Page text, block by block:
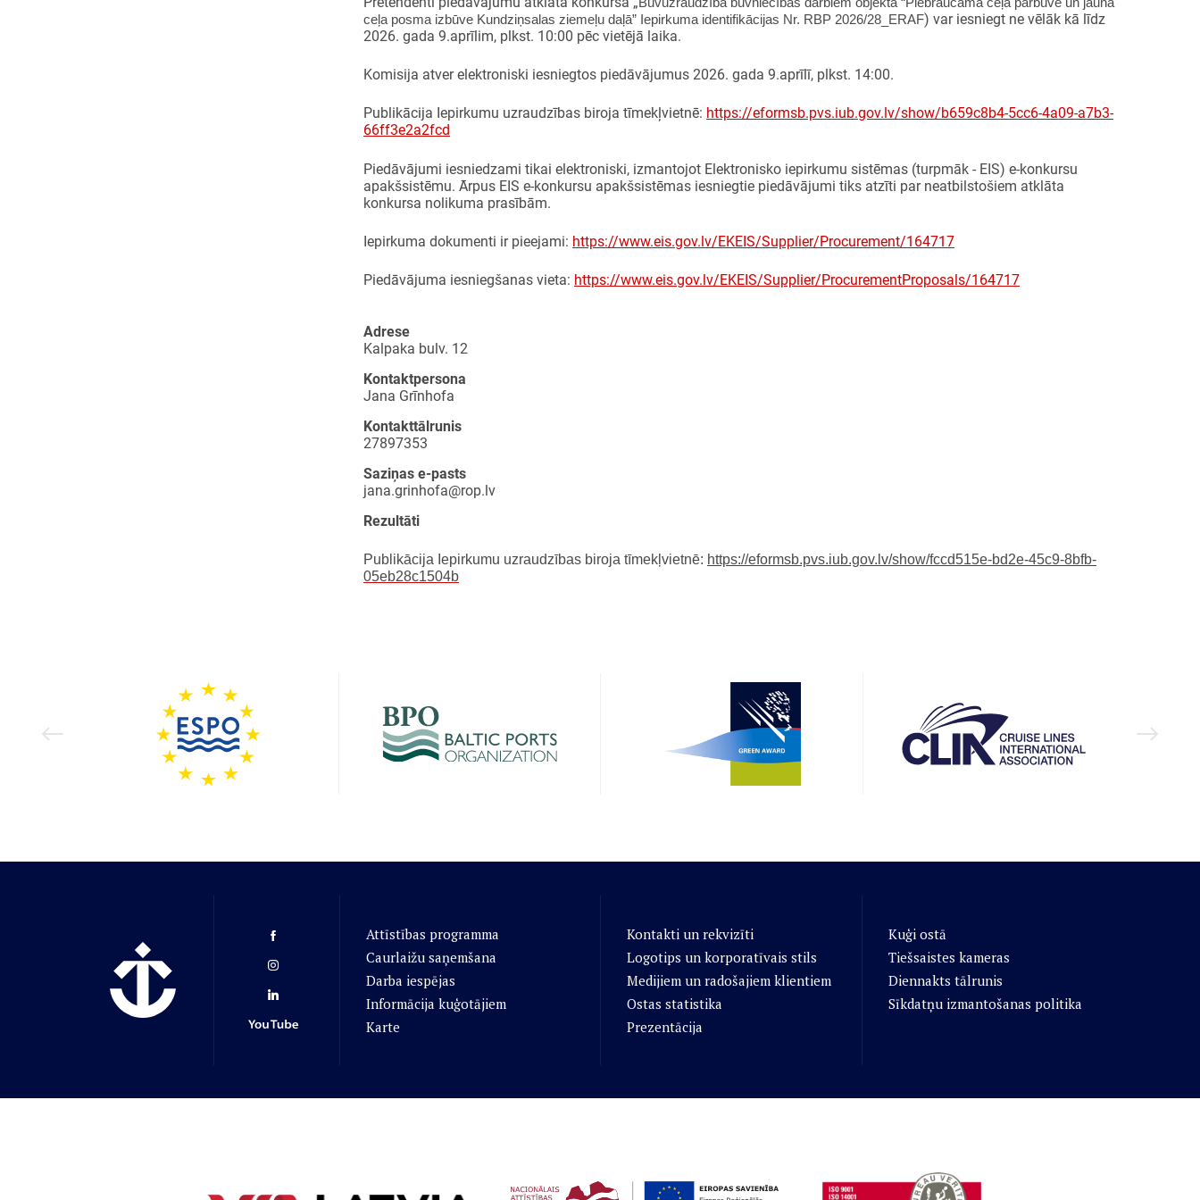
Būvuzraudzība būvniecības darbiem objektā “Piebraucamā ceļa pārbūve un jaunā
ceļa posma izbūve Kundziņsalas ziemeļu daļā” Iepirkuma identifikācijas Nr. RBP 2026/28_ERAF) var iesniegt ne vēlāk kā līdz
2026. gada 9.aprīlim, plkst. 10:00 pēc vietējā laika.
Komisija atver elektroniski iesniegtos piedāvājumus 2026. gada 9.aprīlī, plkst. 14:00.
Publikācija Iepirkumu uzraudzības biroja tīmekļvietnē: https://eformsb.pvs.iub.gov.lv/show/b659c8b4-5cc6-4a09-a7b3-
66ff3e2a2fcd
Piedāvājumi iesniedzami tikai elektroniski, izmantojot Elektronisko iepirkumu sistēmas (turpmāk - EIS) e-konkursu
apakšsistēmu. Ārpus EIS e-konkursu apakšsistēmas iesniegtie piedāvājumi tiks atzīti par neatbilstošiem atklāta
konkursa nolikuma prasībām.
Iepirkuma dokumenti ir pieejami: https://www.eis.gov.lv/EKEIS/Supplier/Procurement/164717
Piedāvājuma iesniegšanas vieta: https://www.eis.gov.lv/EKEIS/Supplier/ProcurementProposals/164717
Adrese
Kalpaka bulv. 12
Kontaktpersona
Jana Grīnhofa
Kontakttālrunis
27897353
Saziņas e-pasts
jana.grinhofa@rop.lv
Rezultāti
Publikācija Iepirkumu uzraudzības biroja tīmekļvietnē: https://eformsb.pvs.iub.gov.lv/show/fccd515e-bd2e-45c9-8bfb-
05eb28c1504b
Attīstības programma
Caurlaižu saņemšana
Darba iespējas
Informācija kuģotājiem
Karte
Kontakti un rekvizīti
Logotips un korporatīvais stils
Medijiem un radošajiem klientiem
Ostas statistika
Prezentācija
Kuģi ostā
Tiešsaistes kameras
Diennakts tālrunis
Sīkdatņu izmantošanas politika